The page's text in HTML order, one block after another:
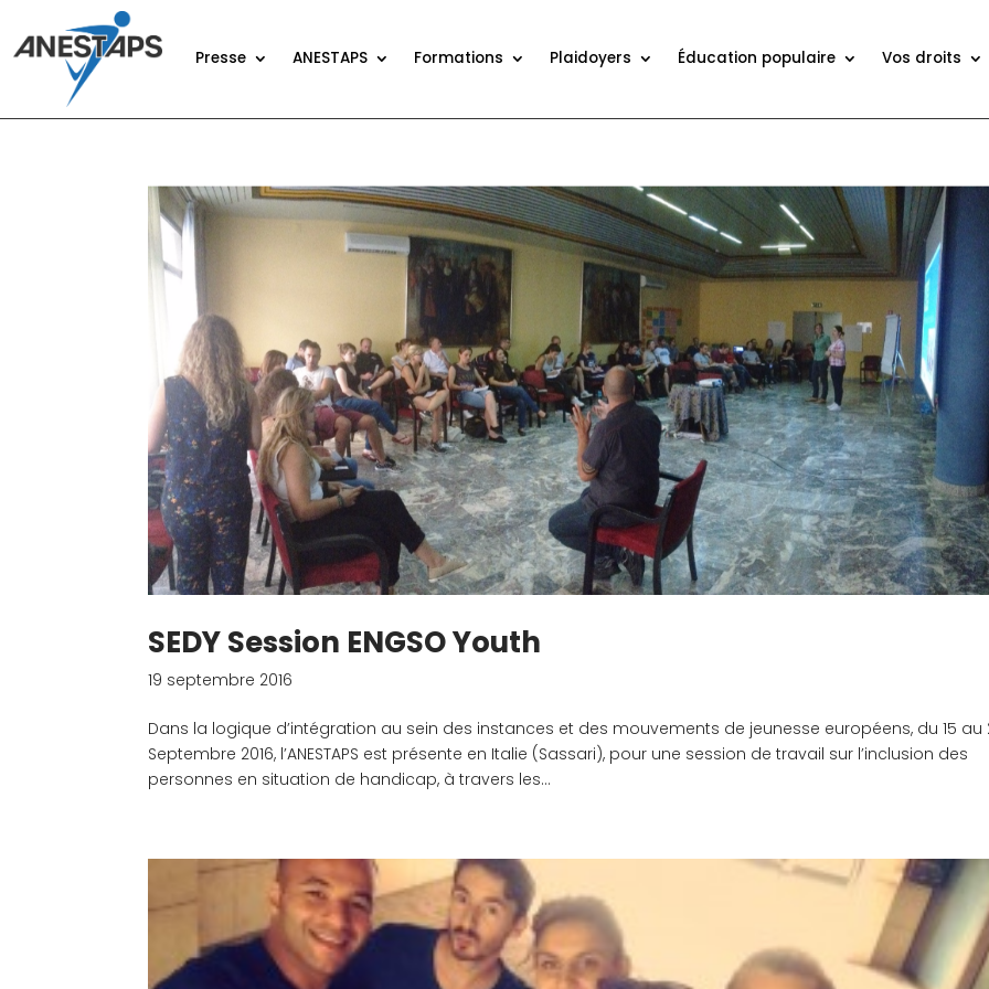
Presse ANESTAPS Formations Plaidoyers Éducation populaire Vos droits
SEDY Session ENGSO Youth
19 septembre 2016
Dans la logique d’intégration au sein des instances et des mouvements de jeunesse européens, du 15 au
Septembre 2016, l’ANESTAPS est présente en Italie (Sassari), pour une session de travail sur l’inclusion des
personnes en situation de handicap, à travers les...